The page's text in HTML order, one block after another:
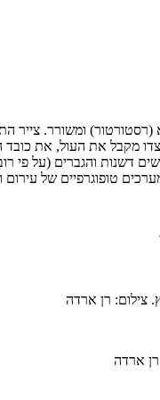
צייר, רפא (רסטורטור)
מקבל את העול, את
דשנות והגברים (על
טופוגרפיים של עירום